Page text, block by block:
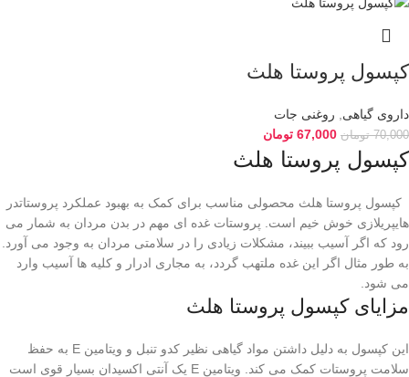
کپسول پروستا هلث
داروی گیاهی روغنی جات
70,000 تومان 67,000 تومان
کپسول پروستا هلث
کپسول پروستا هلث محصولی مناسب برای کمک به بهبود عملکرد پروستاتدر
هایپریلازی خوش خیم است. پروستات غده ای مهم در بدن مردان به شمار می
رود که اگر آسیب ببیند، مشکلات زیادی را در سلامتی مردان به وجود می آورد.
به طور مثال اگر این غده ملتهب گردد، به مجاری ادرار و کلیه ها آسیب وارد
می شود.
مزایای کپسول پروستا هلث
این کپسول به دلیل داشتن مواد گیاهی نظیر کدو تنبل و ویتامین E به حفظ
سلامت پروستات کمک می کند. ویتامین E یک آنتی اکسیدان بسیار قوی است